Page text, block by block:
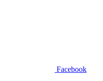
Facebook